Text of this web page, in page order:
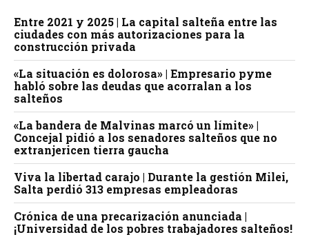
Entre 2021 y 2025 | La capital salteña entre las
ciudades con más autorizaciones para la
construcción privada
«La situación es dolorosa» | Empresario pyme
habló sobre las deudas que acorralan a los
salteños
«La bandera de Malvinas marcó un límite» |
Concejal pidió a los senadores salteños que no
extranjericen tierra gaucha
Viva la libertad carajo | Durante la gestión Milei,
Salta perdió 313 empresas empleadoras
Crónica de una precarización anunciada |
¡Universidad de los pobres trabajadores salteños!